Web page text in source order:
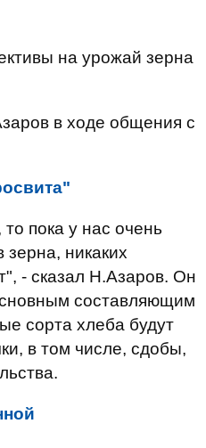
на урожай зерна
в ходе общения с
пока у нас очень
никаких
- сказал Н.Азаров. Он
составляющим
сорта хлеба будут
в том числе, сдобы,